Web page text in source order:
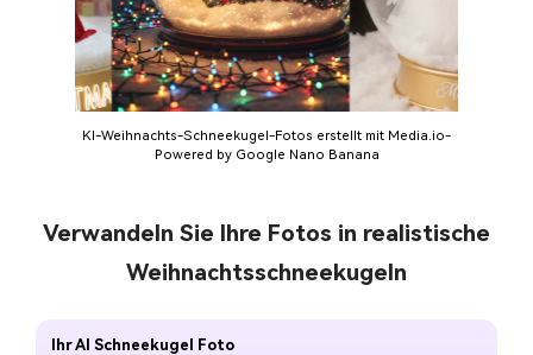
❆
❆
KI-Weihnachts-Schneekugel-Fotos erstellt mit Media.io-
Powered by Google Nano Banana
Verwandeln Sie Ihre Fotos in realistische
Weihnachtsschneekugeln
Ihr AI Schneekugel Foto